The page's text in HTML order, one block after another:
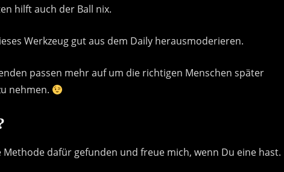
hilft auch der Ball nix.
Werkzeug gut aus dem Daily herausmoderieren.
passen mehr auf um die richtigen Menschen später
nehmen.
dafür gefunden und freue mich, wenn Du eine hast.